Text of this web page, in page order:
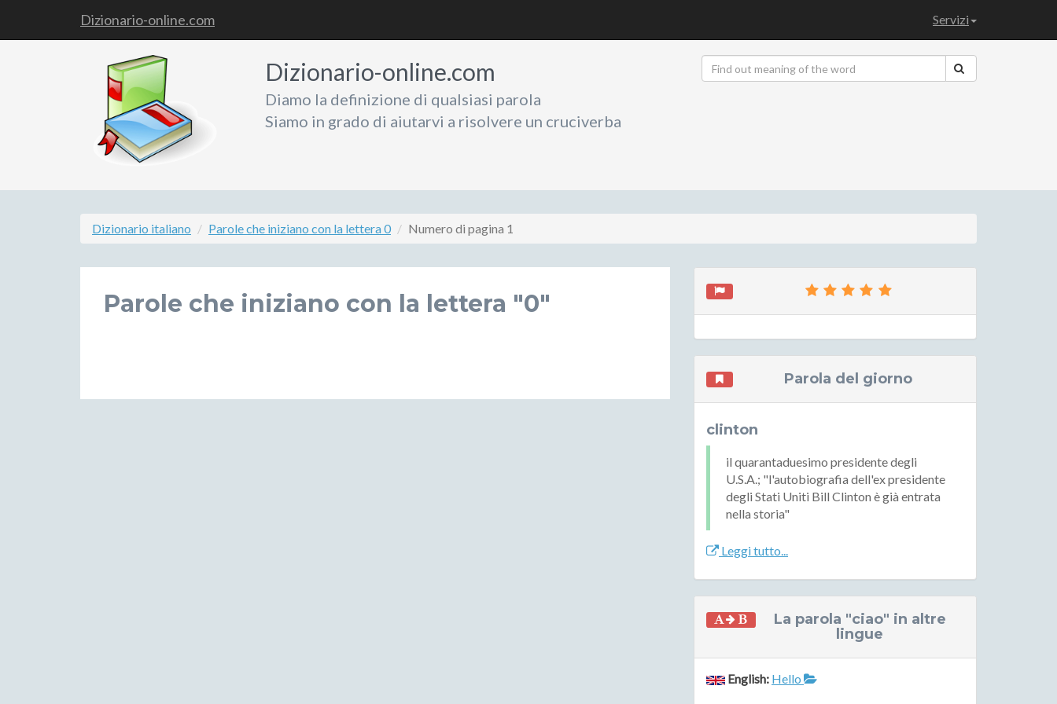
Dizionario-online.com Servizi
Dizionario-online.com
Diamo la definizione di qualsiasi parola
Siamo in grado di aiutarvi a risolvere un cruciverba
Dizionario italiano Parole che iniziano con la lettera 0 Numero di pagina 1
Parole che iniziano con la lettera "0"
Parola del giorno
clinton
il quarantaduesimo presidente degli
U.S.A.; "l'autobiografia dell'ex presidente
degli Stati Uniti Bill Clinton è già entrata
nella storia"
Leggi tutto...
La parola "ciao" in altre
lingue
English: Hello